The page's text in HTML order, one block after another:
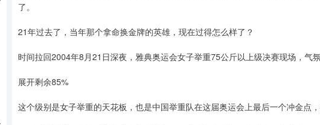
了。
21年过去了，当年那个拿命换金牌的英雄，现在过得怎么样了？
时间拉回2004年8月21日深夜，雅典奥运会女子举重75公斤以上级决赛现场，气
展开剩余85%
这个级别是女子举重的天花板，也是中国举重队在这届奥运会上最后一个冲金点